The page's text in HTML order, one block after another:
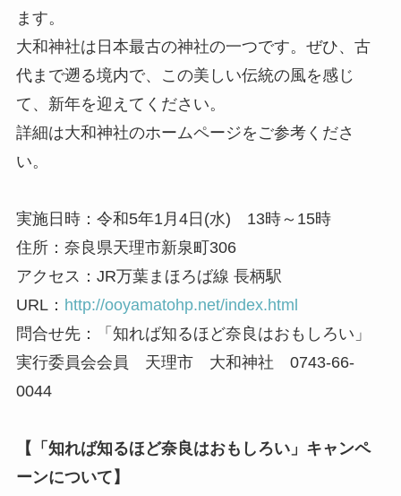
ます。
大和神社は日本最古の神社の一つです。ぜひ、古
代まで遡る境内で、この美しい伝統の風を感じ
て、新年を迎えてください。
詳細は大和神社のホームページをご参考くださ
い。
実施日時：令和5年1月4日(水) 13時～15時
住所：奈良県天理市新泉町306
アクセス：JR万葉まほろば線 長柄駅
URL： http://ooyamatohp.net/index.html
問合せ先：「知れば知るほど奈良はおもしろい」
実行委員会会員 天理市 大和神社 0743-66-
0044
【「知れば知るほど奈良はおもしろい」キャンペ
ーンについて】